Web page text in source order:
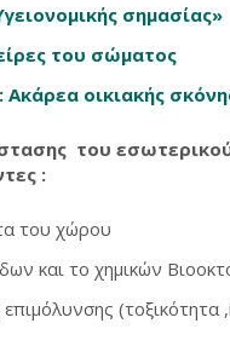
σημασίας»
του σώματος
οικιακής
του
:
του χώρου
και το χημικών
(τοξικότητα